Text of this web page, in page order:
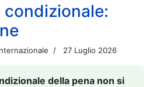
condizionale:
27 Luglio 2026
della pena non si